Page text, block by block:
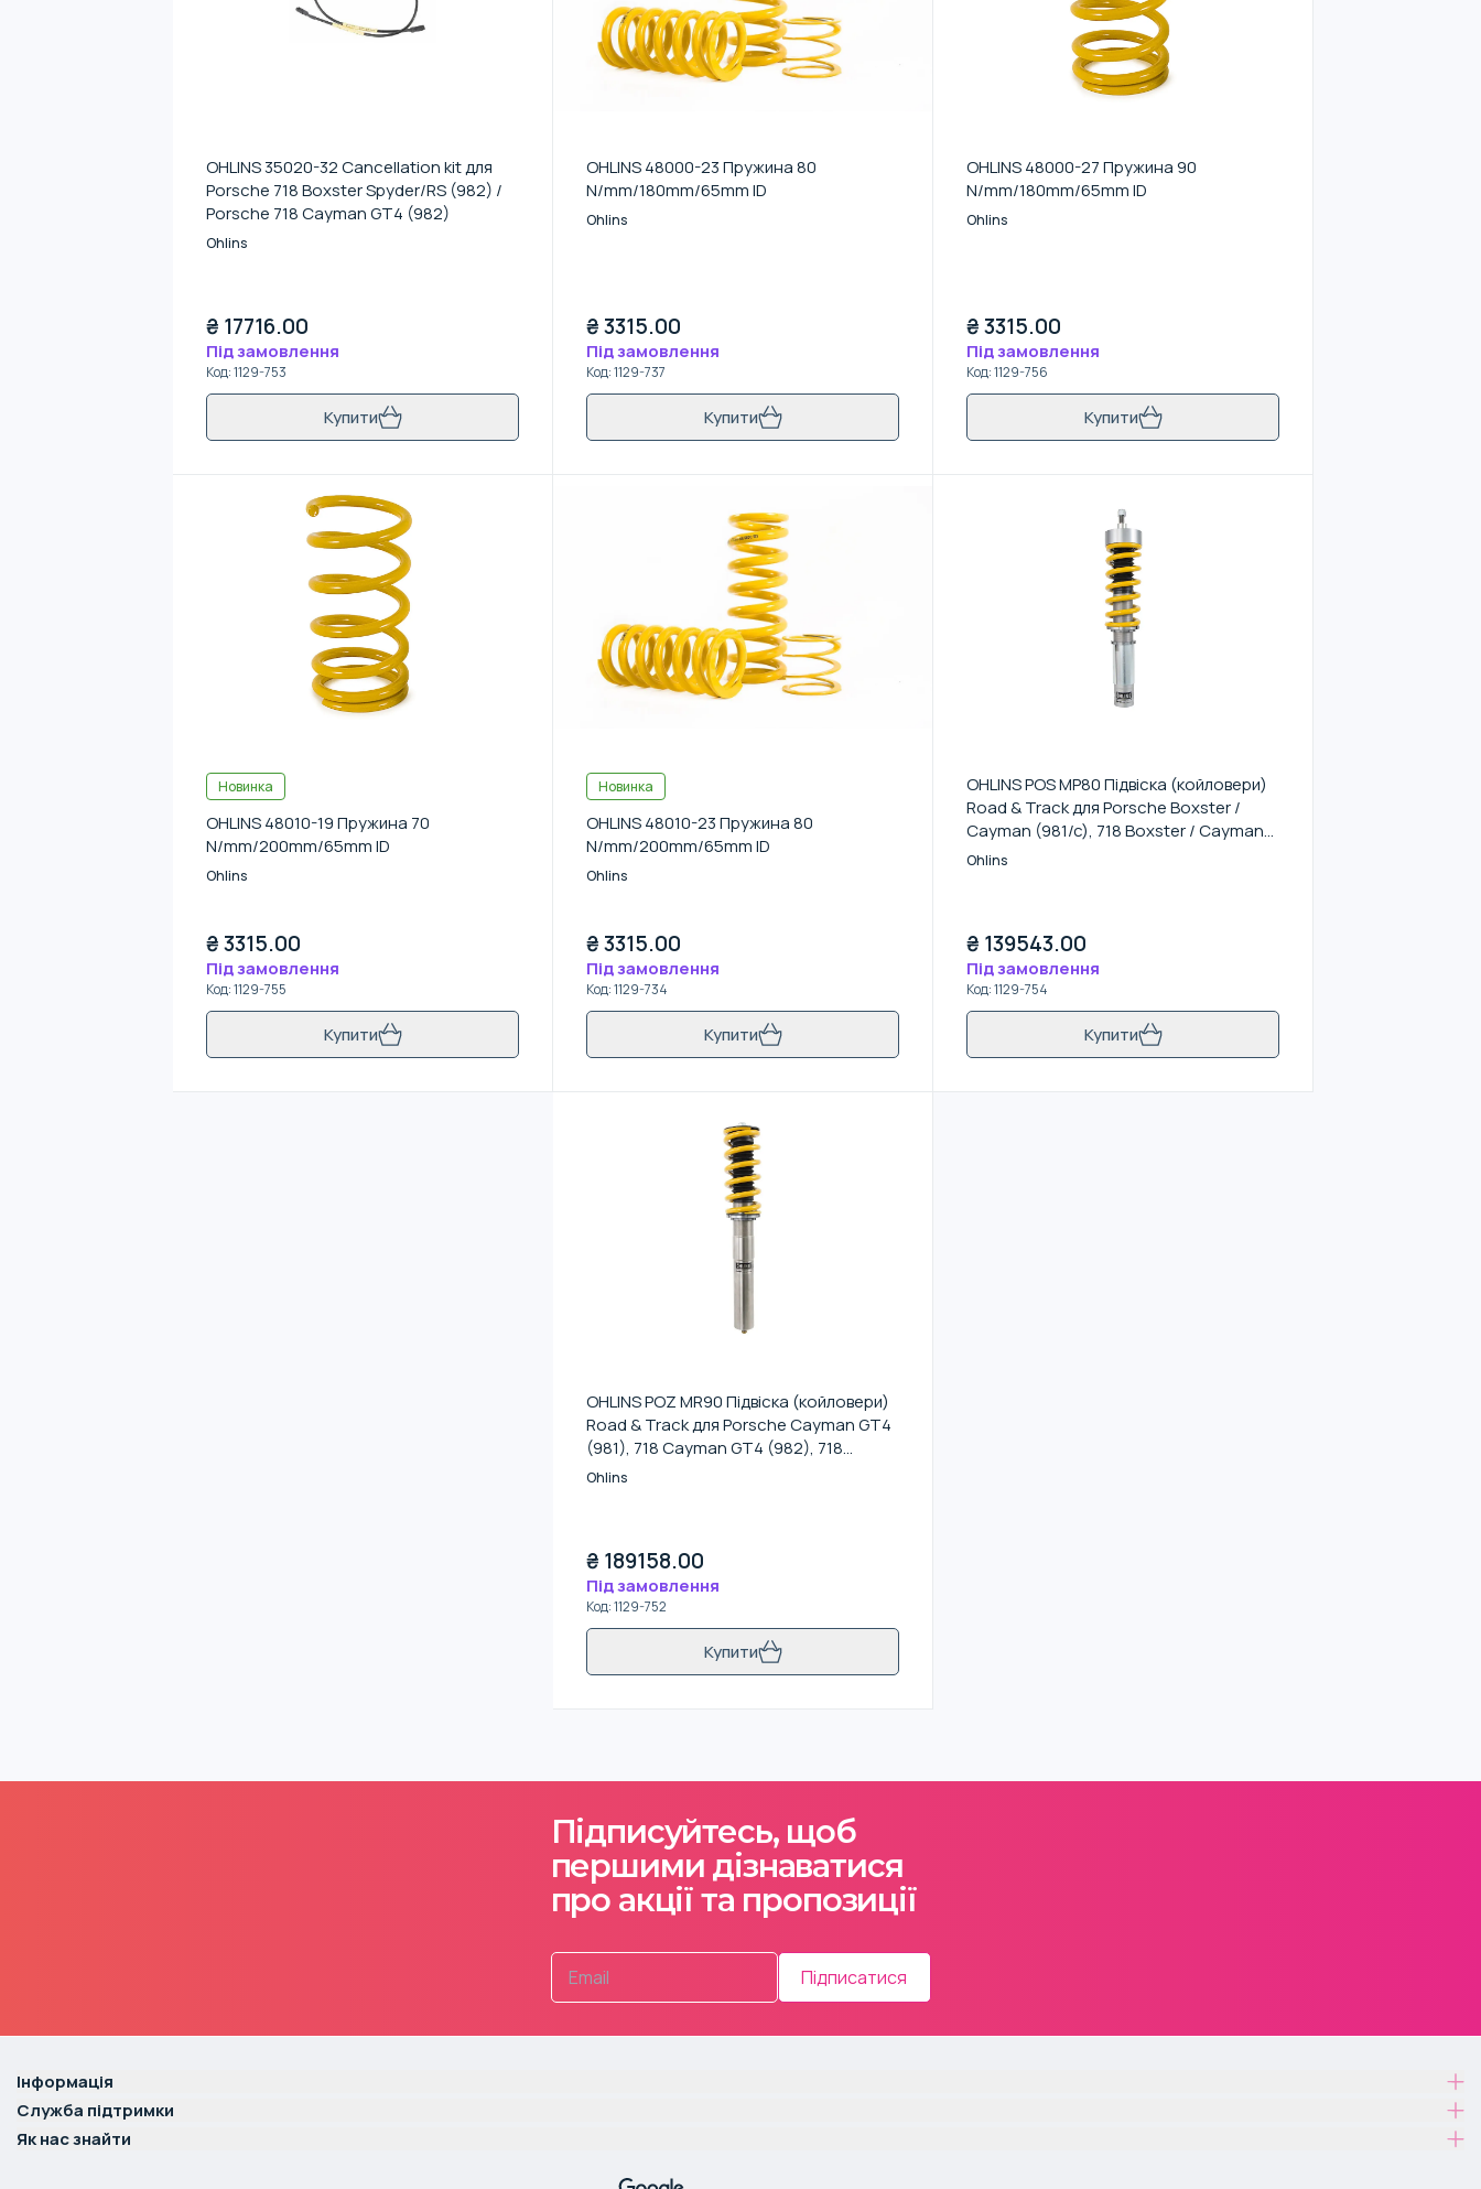
OHLINS 35020-32 Cancellation kit для
Porsche 718 Boxster Spyder/RS (982) /
Porsche 718 Cayman GT4 (982)
Ohlins
₴ 17716.00
Під замовлення
Код:1129-753
Купити
OHLINS 48000-23 Пружина 80
N/mm/180mm/65mm ID
Ohlins
₴3315.00
Під замовлення
Код:1129-737
Купити
OHLINS 48000-27 Пружина 90
N/mm/180mm/65mm ID
Ohlins
₴3315.00
Під замовлення
Код:1129-756
Купити
Новинка
OHLINS 48010-19 Пружина 70
N/mm/200mm/65mm ID
Ohlins
₴3315.00
Під замовлення
Код:1129-755
Купити
Новинка
OHLINS 48010-23 Пружина 80
N/mm/200mm/65mm ID
Ohlins
₴3315.00
Під замовлення
Код:1129-734
Купити
OHLINS POS MP80 Підвіска (койловери)
Road & Track для Porsche Boxster /
Cayman (981/c), 718 Boxster / Cayman
(982)
Ohlins
₴ 139543.00
Під замовлення
Код:1129-754
Купити
OHLINS POZ MR90 Підвіска (койловери)
Road & Track для Porsche Cayman GT4
(981), 718 Cayman GT4 (982), 718
Boxster Spyder (982)
Ohlins
₴ 189158.00
Під замовлення
Код:1129-752
Купити
Підписуйтесь, щоб
першими дізнаватися
про акції та пропозиції
Підписатися
Інформація
Служба підтримки
Як нас знайти